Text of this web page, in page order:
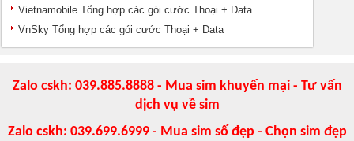
Vietnamobile Tổng hợp các gói cước Thoại + Data
VnSky Tổng hợp các gói cước Thoại + Data
Zalo cskh: 039.885.8888 - Mua sim khuyến mại - Tư vấn
dịch vụ về sim
Zalo cskh: 039.699.6999 - Mua sim số đẹp - Chọn sim đẹp